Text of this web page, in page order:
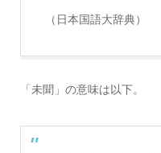
（日本国語大辞典）
「未聞」の意味は以下。